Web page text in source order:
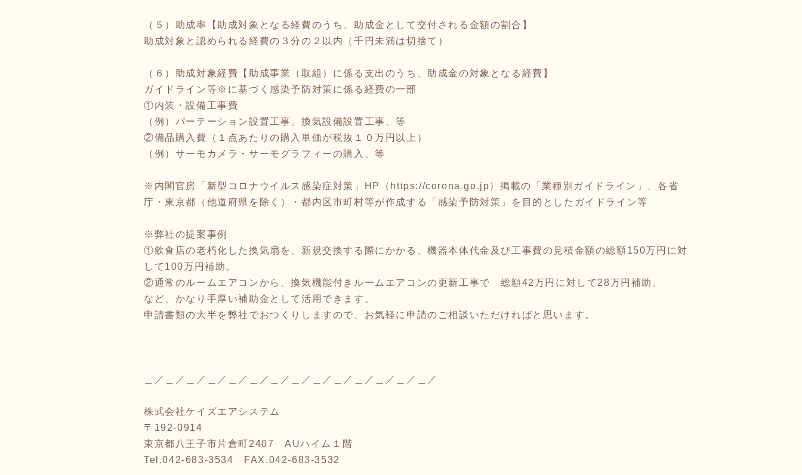
（５）助成率【助成対象となる経費のうち、助成金として交付される金額の割合】
助成対象と認められる経費の３分の２以内（千円未満は切捨て）
（６）助成対象経費【助成事業（取組）に係る支出のうち、助成金の対象となる経費】
ガイドライン等※に基づく感染予防対策に係る経費の一部
①内装・設備工事費
（例）パーテーション設置工事、換気設備設置工事、等
②備品購入費（１点あたりの購入単価が税抜１０万円以上）
（例）サーモカメラ・サーモグラフィーの購入、等
※内閣官房「新型コロナウイルス感染症対策」HP（ https://corona.go.jp）掲載の「業種別ガイドライン」、各省
庁・東京都（他道府県を除く）・都内区市町村等が作成する「感染予防対策」を目的としたガイドライン等
※弊社の提案事例
①飲食店の老朽化した換気扇を、新規交換する際にかかる、機器本体代金及び工事費の見積金額の総額150万円に対
して100万円補助。
②通常のルームエアコンから、換気機能付きルームエアコンの更新工事で 総額42万円に対して28万円補助。
など、かなり手厚い補助金として活用できます。
申請書類の大半を弊社でおつくりしますので、お気軽に申請のご相談いただければと思います。
＿／＿／＿／＿／＿／＿／＿／＿／＿／＿／＿／＿／＿／＿／
株式会社ケイズエアシステム
〒192-0914
東京都八王子市片倉町2407 AUハイム１階
Tel.042-683-3534 FAX.042-683-3532